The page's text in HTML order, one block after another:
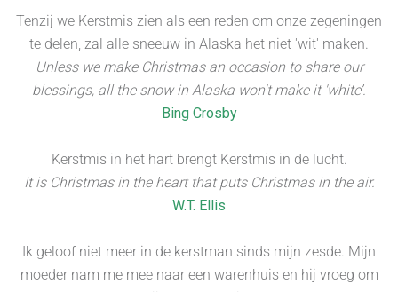
Tenzij we Kerstmis zien als een reden om onze zegeningen
te delen, zal alle sneeuw in Alaska het niet 'wit' maken.
Unless we make Christmas an occasion to share our
blessings, all the snow in Alaska won't make it 'white’.
Bing Crosby
Kerstmis in het hart brengt Kerstmis in de lucht.
It is Christmas in the heart that puts Christmas in the air.
W.T. Ellis
Ik geloof niet meer in de kerstman sinds mijn zesde. Mijn
moeder nam me mee naar een warenhuis en hij vroeg om